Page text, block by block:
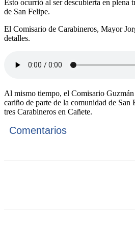
Esto ocurrió al ser descubierta en plena
de San Felipe.
El Comisario de Carabineros, Mayor
detalles.
Al mismo tiempo, el Comisario Guzmán
cariño de parte de la comunidad de San
tres Carabineros en Cañete.
Comentarios